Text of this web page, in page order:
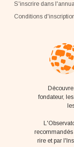
S'inscrire dans
Conditions
fondateur,
recommandés
rire et par